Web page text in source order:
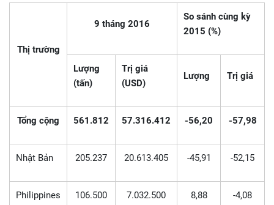
Thị trường
9 tháng 2016
So sánh cùng kỳ
2015 (%)
Lượng
(tấn)
Trị giá
(USD)
Lượng Trị giá
Tổng cộng 561.812 57.316.412 -56,20 -57,98
Nhật Bản 205.237 20.613.405 -45,91 -52,15
Philippines 106.500 7.032.500 8,88 -4,08